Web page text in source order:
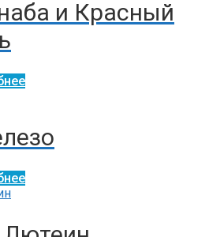
и Красный